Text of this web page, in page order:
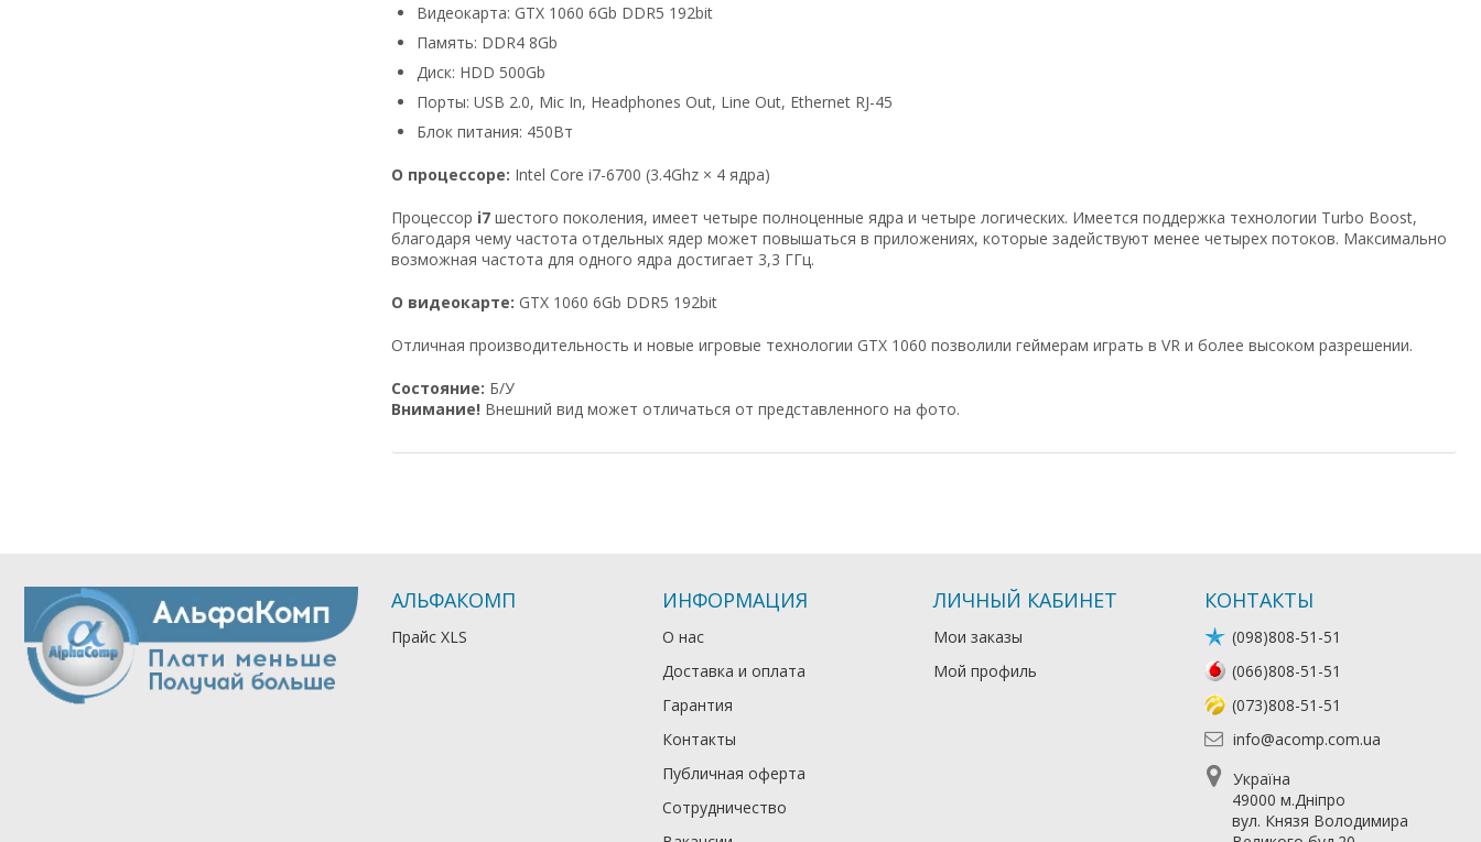
Видеокарта: GTX 1060 6Gb DDR5 192bit
Память: DDR4 8Gb
Диск: HDD 500Gb
Порты: USB 2.0, Mic In, Headphones Out, Line Out, Ethernet RJ-45
Блок питания: 450Вт
О процессоре: Intel Core i7-6700 (3.4Ghz × 4 ядра)
Процессор i7шестого поколения, имеет четыре полноценные ядра и четыре логических. Имеется поддержка технологии Turbo Boost,
благодаря чему частота отдельных ядер может повышаться в приложениях, которые задействуют менее четырех потоков. Максимально
возможная частота для одного ядра достигает 3,3 ГГц.
О видеокарте: GTX 1060 6Gb DDR5 192bit
Отличная производительность и новые игровые технологии GTX 1060 позволили геймерам играть в VR и более высоком разрешении.
Состояние: Б/У
Внимание! Внешний вид может отличаться от представленного на фото.
АЛЬФАКОМП
Прайс XLS
ИНФОРМАЦИЯ
О нас
Доставка и оплата
Гарантия
Контакты
Публичная оферта
Сотрудничество
ЛИЧНЫЙ КАБИНЕТ
Мои заказы
Мой профиль
КОНТАКТЫ
(098)808-51-51
(066)808-51-51
(073)808-51-51
info@acomp.com.ua
Україна
49000 м.Дніпро
вул. Князя Володимира